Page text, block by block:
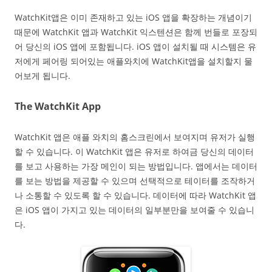
WatchKit앱은 이미 존재하고 있는 iOS 앱을 확장하는 개념이기
때문에 WatchKit 앱과 WatchKit 익스텐션은 함께 번들로 포장되
어 당신의 iOS 앱에 포함됩니다. iOS 앱이 설치될 때 시스템은 유
저에게 페어링 되어있는 애플와치에 WatchKit앱을 설치할지 물
어보게 됩니다.
The WatchKit App
WatchKit 앱은 애플 와치의 홈스크린에서 보여지며 유저가 실행
할 수 있습니다. 이 WatchKit 앱은 유저로 하여금 당신의 데이터
를 보고 사용하는 가장 메인이 되는 방법입니다. 앱에서는 데이터
를 보는 방법을 제공할 수 있으며 선택적으로 테이터를 조작하거
나 소통할 수 있도록 할 수 있습니다. 데이터에 따라 WatchKit 앱
은 iOS 앱이 가지고 있는 데이터의 일부분만을 보여줄 수 있습니
다.